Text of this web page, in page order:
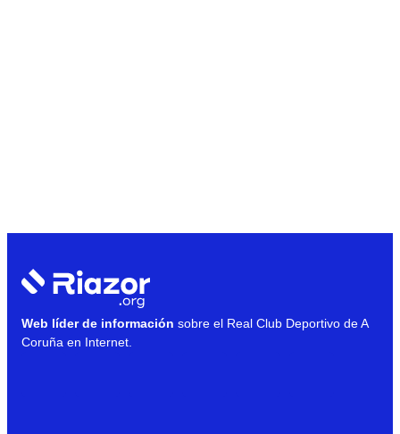
Web líder de información sobre el Real Club Deportivo de A
Coruña en Internet.